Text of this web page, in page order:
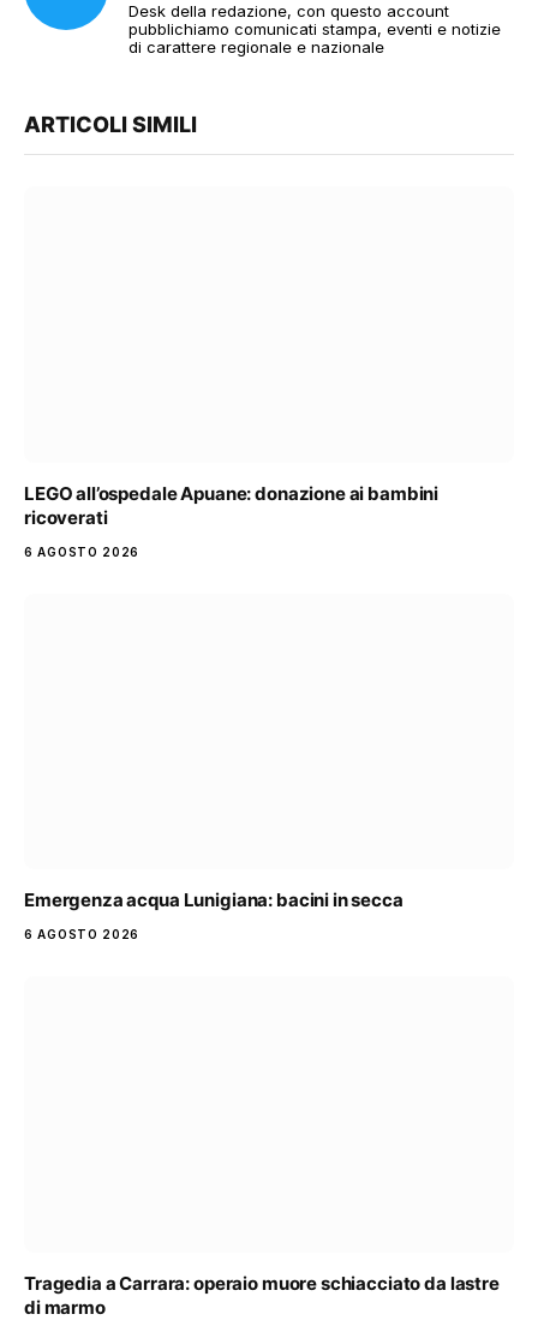
Desk della redazione, con questo account
pubblichiamo comunicati stampa, eventi e notizie
di carattere regionale e nazionale
ARTICOLI SIMILI
LEGO all’ospedale Apuane: donazione ai bambini
ricoverati
6 AGOSTO 2026
Emergenza acqua Lunigiana: bacini in secca
6 AGOSTO 2026
Tragedia a Carrara: operaio muore schiacciato da lastre
di marmo